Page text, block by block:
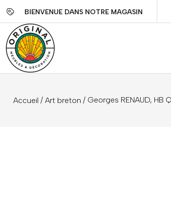
BIENVENUE DANS NOTRE MAGASIN
Accueil / Art breton / Georges RENAUD, HB